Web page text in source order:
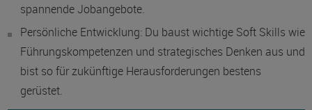
spannende Jobangebote.
Persönliche Entwicklung: Du baust wichtige Soft Skills wie
Führungskompetenzen und strategisches Denken aus und
bist so für zukünftige Herausforderungen bestens
gerüstet.